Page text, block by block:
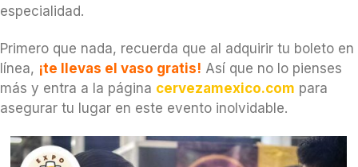
especialidad.
Primero que nada, recuerda que al adquirir tu boleto en
línea, ¡te llevas el vaso gratis! Así que no lo pienses
más y entra a la página cervezamexico.com para
asegurar tu lugar en este evento inolvidable.